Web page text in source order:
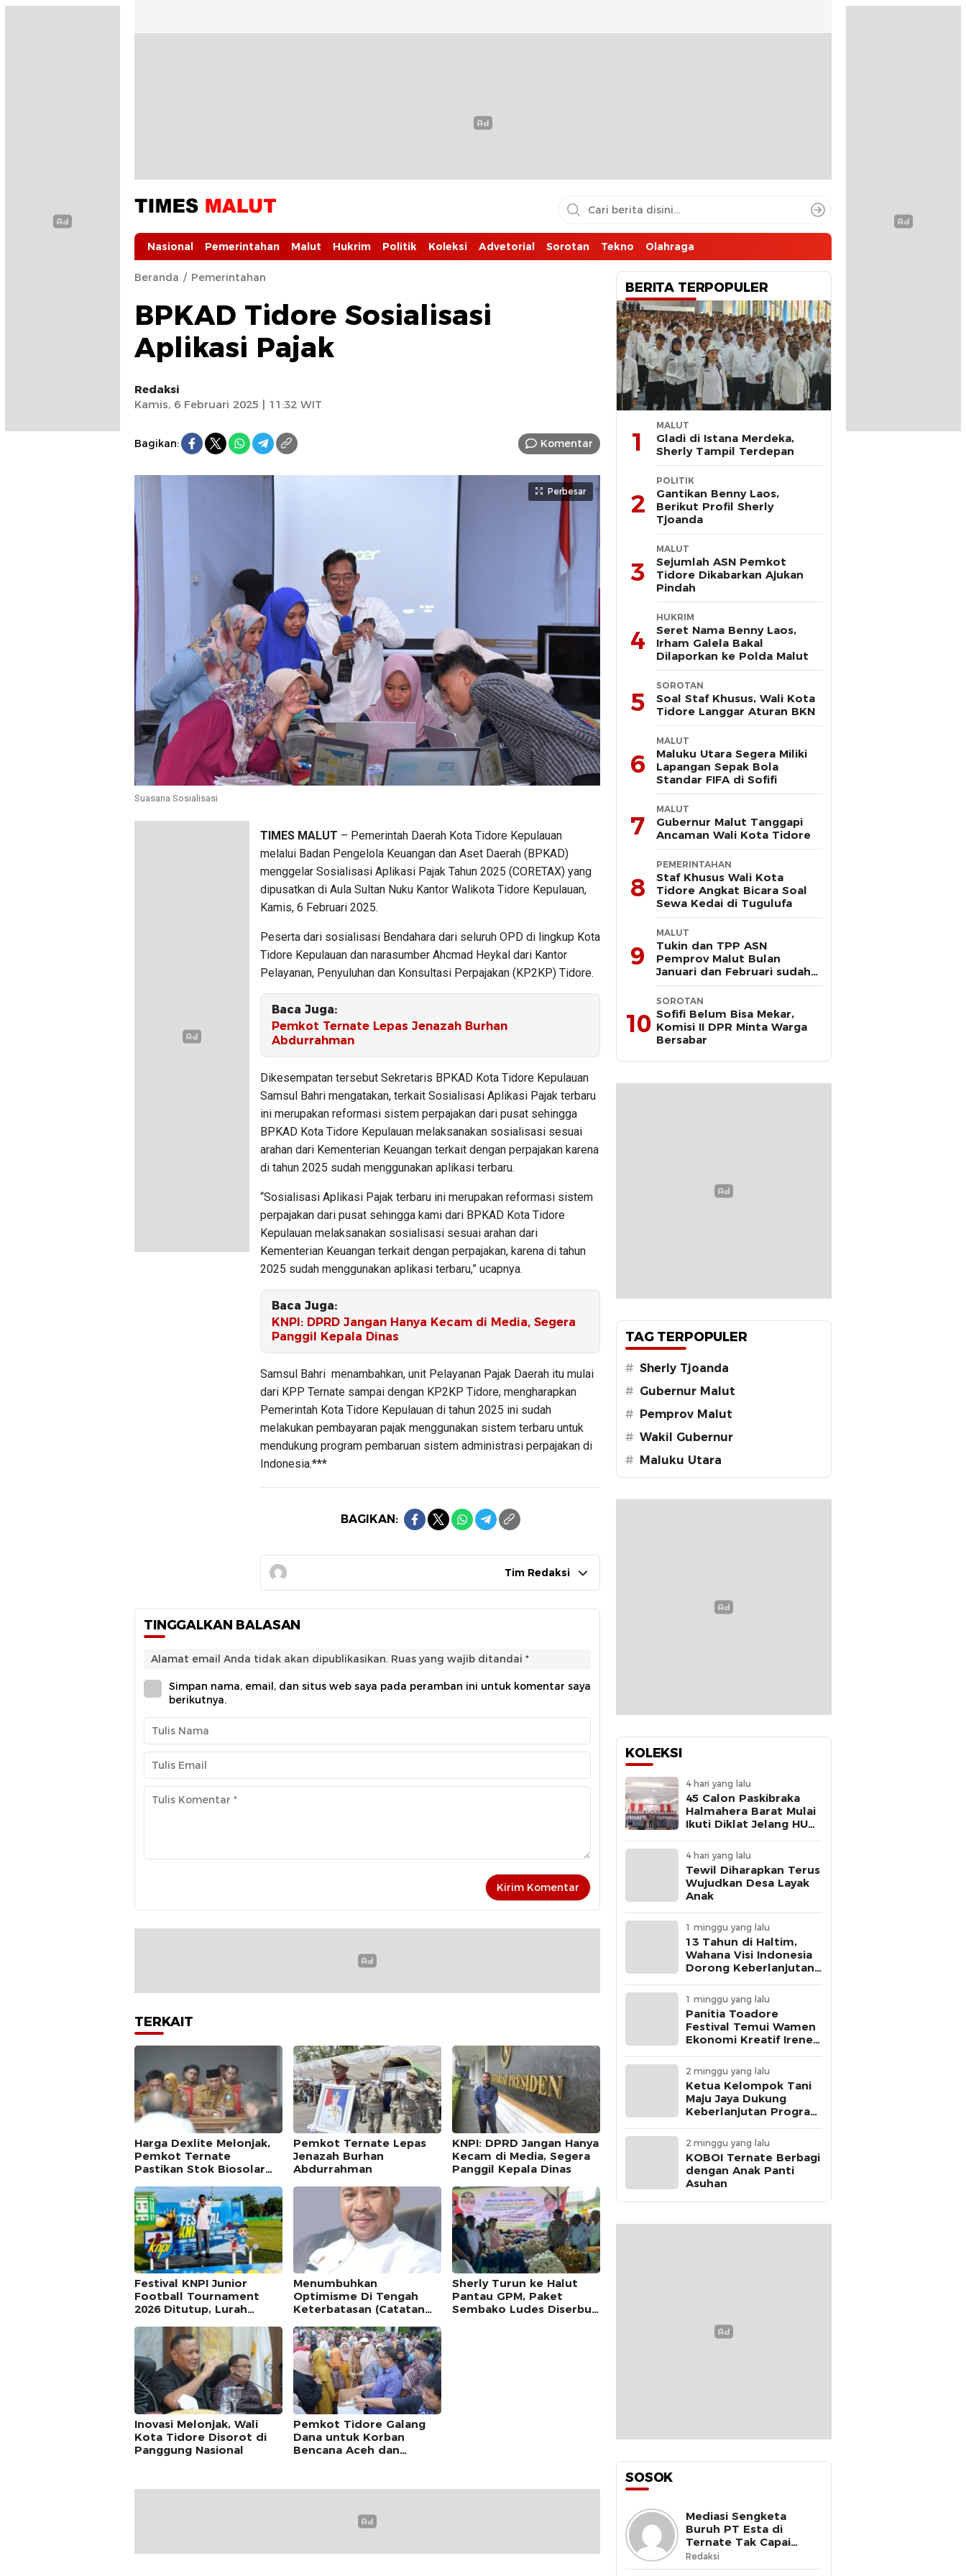
Times Malut
Berita Maluku Utara Terbaru
Nasional Pemerintahan Malut Hukrim Politik Koleksi Advetorial Sorotan Tekno Olahraga
Beranda Pemerintahan
BPKAD Tidore Sosialisasi
Aplikasi Pajak
Redaksi
Kamis, 6 Februari 2025 | 11:32 WIT
Bagikan: Komentar
Perbesar
Suasana Sosialisasi
TIMES MALUT – Pemerintah Daerah Kota Tidore Kepulauan
melalui Badan Pengelola Keuangan dan Aset Daerah (BPKAD)
menggelar Sosialisasi Aplikasi Pajak Tahun 2025 (CORETAX) yang
dipusatkan di Aula Sultan Nuku Kantor Walikota Tidore Kepulauan,
Kamis, 6 Februari 2025.
Peserta dari sosialisasi Bendahara dari seluruh OPD di lingkup Kota
Tidore Kepulauan dan narasumber Ahcmad Heykal dari Kantor
Pelayanan, Penyuluhan dan Konsultasi Perpajakan (KP2KP) Tidore.
Baca Juga:
Pemkot Ternate Lepas Jenazah Burhan
Abdurrahman
Dikesempatan tersebut Sekretaris BPKAD Kota Tidore Kepulauan
Samsul Bahri mengatakan, terkait Sosialisasi Aplikasi Pajak terbaru
ini merupakan reformasi sistem perpajakan dari pusat sehingga
BPKAD Kota Tidore Kepulauan melaksanakan sosialisasi sesuai
arahan dari Kementerian Keuangan terkait dengan perpajakan karena
di tahun 2025 sudah menggunakan aplikasi terbaru.
“Sosialisasi Aplikasi Pajak terbaru ini merupakan reformasi sistem
perpajakan dari pusat sehingga kami dari BPKAD Kota Tidore
Kepulauan melaksanakan sosialisasi sesuai arahan dari
Kementerian Keuangan terkait dengan perpajakan, karena di tahun
2025 sudah menggunakan aplikasi terbaru,” ucapnya.
Baca Juga:
KNPI: DPRD Jangan Hanya Kecam di Media, Segera
Panggil Kepala Dinas
Samsul Bahri menambahkan, unit Pelayanan Pajak Daerah itu mulai
dari KPP Ternate sampai dengan KP2KP Tidore, mengharapkan
Pemerintah Kota Tidore Kepulauan di tahun 2025 ini sudah
melakukan pembayaran pajak menggunakan sistem terbaru untuk
mendukung program pembaruan sistem administrasi perpajakan di
Indonesia.***
BAGIKAN:
Tim Redaksi
TINGGALKAN BALASAN
Alamat email Anda tidak akan dipublikasikan. Ruas yang wajib ditandai *
Simpan nama, email, dan situs web saya pada peramban ini untuk komentar saya
berikutnya.
TERKAIT
Harga Dexlite Melonjak,
Pemkot Ternate
Pastikan Stok Biosolar
Pemkot Ternate Lepas
Jenazah Burhan
Abdurrahman
KNPI: DPRD Jangan Hanya
Kecam di Media, Segera
Panggil Kepala Dinas
Festival KNPI Junior
Football Tournament
2026 Ditutup, Lurah
Lapangan Kelurahan Jadi
Pusat Pembinaan Usia
Dini
Menumbuhkan
Optimisme Di Tengah
Keterbatasan (Catatan
Putih)
Sherly Turun ke Halut
Pantau GPM, Paket
Sembako Ludes Diserbu
Inovasi Melonjak, Wali
Kota Tidore Disorot di
Panggung Nasional
Pemkot Tidore Galang
Dana untuk Korban
Bencana Aceh dan
BERITA TERPOPULER
1
MALUT
Gladi di Istana Merdeka,
Sherly Tampil Terdepan
2
POLITIK
Gantikan Benny Laos,
Berikut Profil Sherly
Tjoanda
3
MALUT
Sejumlah ASN Pemkot
Tidore Dikabarkan Ajukan
Pindah
4
HUKRIM
Seret Nama Benny Laos,
Irham Galela Bakal
Dilaporkan ke Polda Malut
5
SOROTAN
Soal Staf Khusus, Wali Kota
Tidore Langgar Aturan BKN
6
MALUT
Maluku Utara Segera Miliki
Lapangan Sepak Bola
Standar FIFA di Sofifi
7
MALUT
Gubernur Malut Tanggapi
Ancaman Wali Kota Tidore
8
PEMERINTAHAN
Staf Khusus Wali Kota
Tidore Angkat Bicara Soal
Sewa Kedai di Tugulufa
9
MALUT
Tukin dan TPP ASN
Pemprov Malut Bulan
Januari dan Februari sudah
Diteken Gubernur
10
SOROTAN
Sofifi Belum Bisa Mekar,
Komisi II DPR Minta Warga
Bersabar
TAG TERPOPULER
# Sherly Tjoanda
# Gubernur Malut
#
Pemprov Malut
# Wakil Gubernur
#
Maluku Utara
KOLEKSI
4 hari yang lalu
45 Calon Paskibraka
Halmahera Barat Mulai
Ikuti Diklat Jelang HUT
4 hari yang lalu
Tewil Diharapkan Terus
Wujudkan Desa Layak
Anak
1 minggu yang lalu
13 Tahun di Haltim,
Wahana Visi Indonesia
Dorong Keberlanjutan
1 minggu yang lalu
Panitia Toadore
Festival Temui Wamen
Ekonomi Kreatif Irene
2 minggu yang lalu
Ketua Kelompok Tani
Maju Jaya Dukung
Keberlanjutan Program
2 minggu yang lalu
KOBOI Ternate Berbagi
dengan Anak Panti
Asuhan
SOSOK
Mediasi Sengketa
Buruh PT Esta di
Ternate Tak Capai
Kesepakatan
Redaksi